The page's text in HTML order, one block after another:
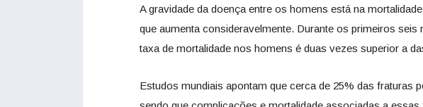
A gravidade da doença entre os homens está na
que aumenta consideravelmente. Durante os primeiros seis
taxa de mortalidade nos homens é duas vezes superior a
Estudos mundiais apontam que cerca de 25% das fraturas